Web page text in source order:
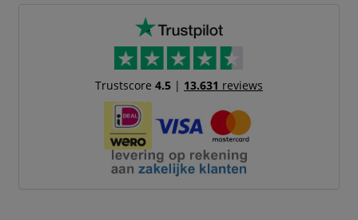
Trustscore 4.5| 13.631 reviews